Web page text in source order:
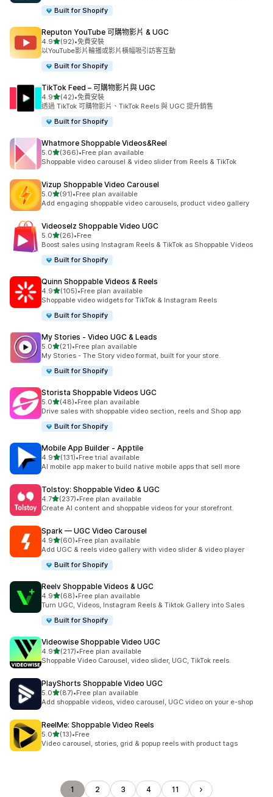
Built for Shopify
Reputon YouTube 可購物影片 & UGC
4.9滿分 5 顆星
(92)
共有 92 則評價
•免費安裝
以YouTube影片輪播或影片橫幅吸引訪客互動
Built for Shopify
TikTok Feed – 可購物影片與 UGC
4.9滿分 5 顆星
(42)
共有 42 則評價
•免費安裝
透過 TikTok 可購物影片、TikTok Reels 與 UGC 提升銷售
Built for Shopify
Whatmore Shoppable Videos&Reel
5.0滿分 5 顆星
(366)
共有 366 則評價
•Free plan available
Shoppable video carousel & video slider from Reels & TikTok
Vizup Shoppable Video Carousel
5.0滿分 5 顆星
(91)
共有 91 則評價
•Free plan available
Add engaging shoppable video carousels, product video gallery
Videoselz Shoppable Video UGC
5.0滿分 5 顆星
(26)
共有 26 則評價
•Free
Boost sales using Instagram Reels & TikTok as Shoppable Videos
Built for Shopify
Quinn Shoppable Videos & Reels
4.9滿分 5 顆星
(105)
共有 105 則評價
•Free plan available
Shoppable video widgets for TikTok & Instagram Reels
Built for Shopify
My Stories ‑ Video UGC & Leads
5.0滿分 5 顆星
(21)
共有 21 則評價
•Free plan available
My Stories - The Story video format, built for your store.
Built for Shopify
Storista Shoppable Videos UGC
5.0滿分 5 顆星
(48)
共有 48 則評價
•Free plan available
Drive sales with shoppable video section, reels and Shop app
Built for Shopify
Mobile App Builder ‑ Apptile
4.9滿分 5 顆星
(131)
共有 131 則評價
•Free trial available
AI mobile app maker to build native mobile apps that sell more
Tolstoy: Shoppable Video & UGC
4.7滿分 5 顆星
(237)
共有 237 則評價
•Free plan available
Create AI content and shoppable videos for your storefront.
Spark — UGC Video Carousel
4.9滿分 5 顆星
(60)
共有 60 則評價
•Free plan available
Add UGC & reels video gallery with video slider & video player
Built for Shopify
Reelv Shoppable Videos & UGC
4.9滿分 5 顆星
(68)
共有 68 則評價
•Free plan available
Turn UGC, Videos, Instagram Reels & Tiktok Gallery into Sales
Built for Shopify
Videowise Shoppable Video UGC
4.9滿分 5 顆星
(217)
共有 217 則評價
•Free plan available
Shoppable Video Carousel, video slider, UGC, TikTok reels.
PlayShorts Shoppable Video UGC
5.0滿分 5 顆星
(87)
共有 87 則評價
•Free plan available
Add shoppable videos, video carousel, UGC video on your e-shop
ReelMe: Shoppable Video Reels
5.0滿分 5 顆星
(13)
共有 13 則評價
•Free
Video carousel, stories, grid & popup reels with product tags
1 2 3 4 11